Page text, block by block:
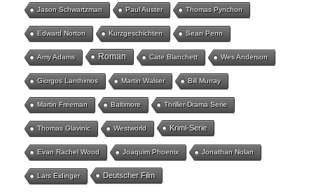
Jason Schwartzman Paul Auster Thomas Pynchon
Edward Norton Kurzgeschichten Sean Penn
Amy Adams Roman Cate Blanchett Wes Anderson
Giorgos Lanthimos Martin Walser Bill Murray
Martin Freeman Baltimore Thriller-Drama Serie
Thomas Glavinic Westworld Krimi-Serie
Evan Rachel Wood Joaquim Phoenix Jonathan Nolan
Lars Eidinger Deutscher Film